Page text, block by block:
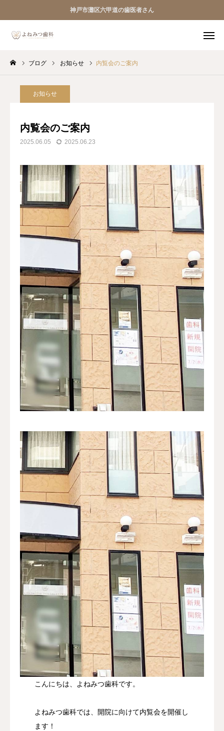
神戸市灘区六甲道の歯医者さん
ブログ お知らせ 内覧会のご案内
お知らせ
内覧会のご案内
2025.06.05 2025.06.23
こんにちは、よねみつ歯科です。
よねみつ歯科では、開院に向けて内覧会を開催し
ます！
初診専用 Web予約
TEL
医院案内